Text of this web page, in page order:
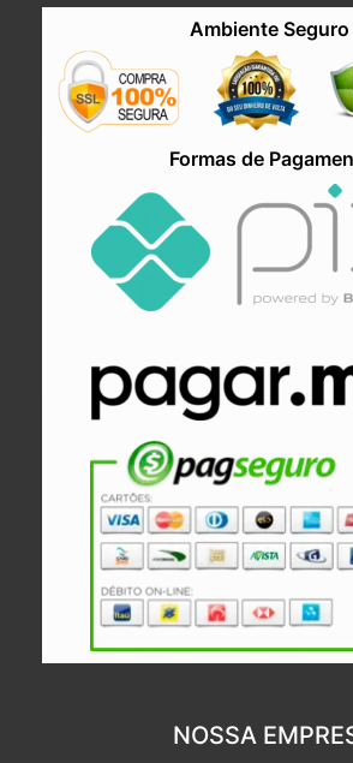
Ambiente Seguro
Formas de
NOSSA